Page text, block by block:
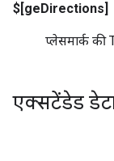
$[geDirections]
प्लेसमार्क की
एक्सटेंडेड